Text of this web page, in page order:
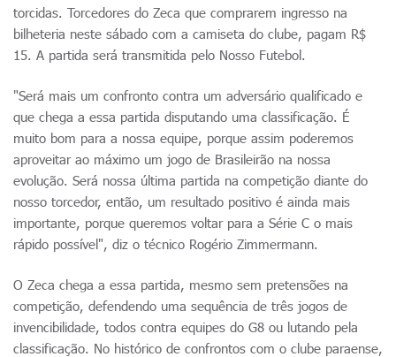
torcidas. Torcedores do Zeca que comprarem ingresso na
bilheteria neste sábado com a camiseta do clube, pagam R$
15. A partida será transmitida pelo Nosso Futebol.
"Será mais um confronto contra um adversário qualificado e
que chega a essa partida disputando uma classificação. É
muito bom para a nossa equipe, porque assim poderemos
aproveitar ao máximo um jogo de Brasileirão na nossa
evolução. Será nossa última partida na competição diante do
nosso torcedor, então, um resultado positivo é ainda mais
importante, porque queremos voltar para a Série C o mais
rápido possível", diz o técnico Rogério Zimmermann.
O Zeca chega a essa partida, mesmo sem pretensões na
competição, defendendo uma sequência de três jogos de
invencibilidade, todos contra equipes do G8 ou lutando pela
classificação. No histórico de confrontos com o clube paraense,